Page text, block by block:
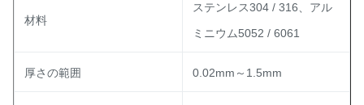
材料
ステンレス304 / 316、アル
ミニウム5052 / 6061
厚さの範囲 0.02mm～1.5mm